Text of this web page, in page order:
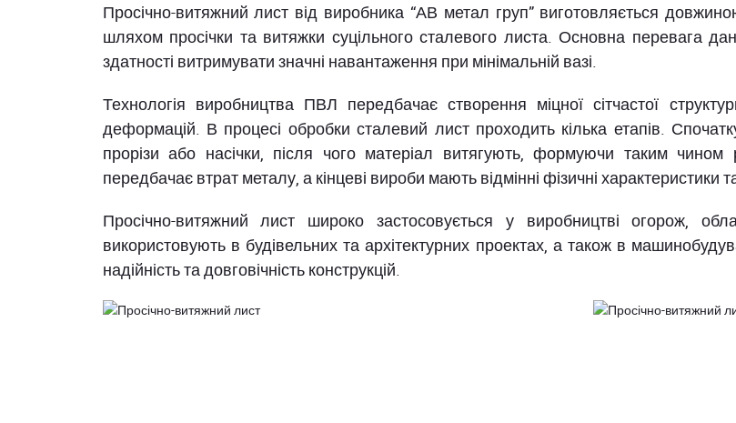
Просічно-витяжний лист від виробника “АВ метал груп” виготовляється
шляхом просічки та витяжки суцільного сталевого листа. Основна перевага
здатності витримувати значні навантаження при мінімальній вазі.
Технологія виробництва ПВЛ передбачає створення міцної сітчастої
деформацій. В процесі обробки сталевий лист проходить кілька етапів.
прорізи або насічки, після чого матеріал витягують, формуючи таким
передбачає втрат металу, а кінцеві вироби мають відмінні фізичні характеристики
Просічно-витяжний лист широко застосовується у виробництві огорож,
використовують в будівельних та архітектурних проектах, а також в
надійність та довговічність конструкцій.